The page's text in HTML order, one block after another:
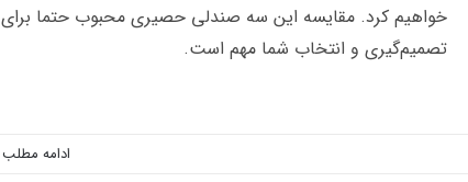
خواهیم کرد. مقایسه این سه صندلی حصیری محبوب حتما برای
تصمیم‌گیری و انتخاب شما مهم است.
ادامه مطلب